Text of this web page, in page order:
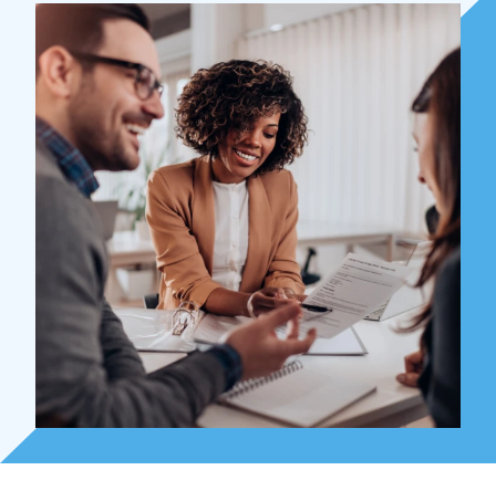
Over Holla
Onze mensen
Expertises
Topics
Internationaal
Nieuws